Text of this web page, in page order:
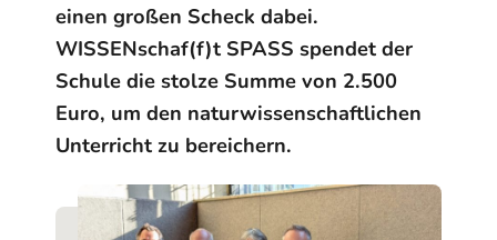
einen großen Scheck dabei.
WISSENschaf(f)t SPASS spendet der
Schule die stolze Summe von 2.500
Euro, um den naturwissenschaftlichen
Unterricht zu bereichern.